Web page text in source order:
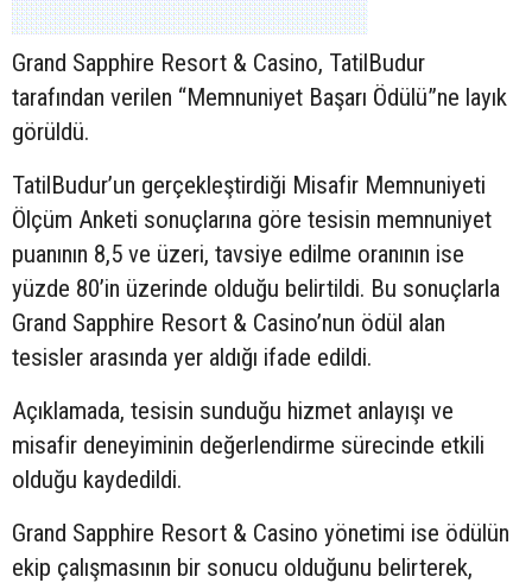
Grand Sapphire Resort & Casino, TatilBudur
tarafından verilen “Memnuniyet Başarı Ödülü”ne layık
görüldü.
TatilBudur’un gerçekleştirdiği Misafir Memnuniyeti
Ölçüm Anketi sonuçlarına göre tesisin memnuniyet
puanının 8,5 ve üzeri, tavsiye edilme oranının ise
yüzde 80’in üzerinde olduğu belirtildi. Bu sonuçlarla
Grand Sapphire Resort & Casino’nun ödül alan
tesisler arasında yer aldığı ifade edildi.
Açıklamada, tesisin sunduğu hizmet anlayışı ve
misafir deneyiminin değerlendirme sürecinde etkili
olduğu kaydedildi.
Grand Sapphire Resort & Casino yönetimi ise ödülün
ekip çalışmasının bir sonucu olduğunu belirterek,